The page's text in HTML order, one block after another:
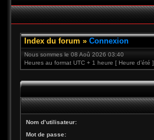
Index du forum » Connexion
Nous sommes le 08 Aoû 2026 03:40
Heures au format UTC + 1 heure [ Heure d’été ]
Nom d’utilisateur:
Mot de passe: